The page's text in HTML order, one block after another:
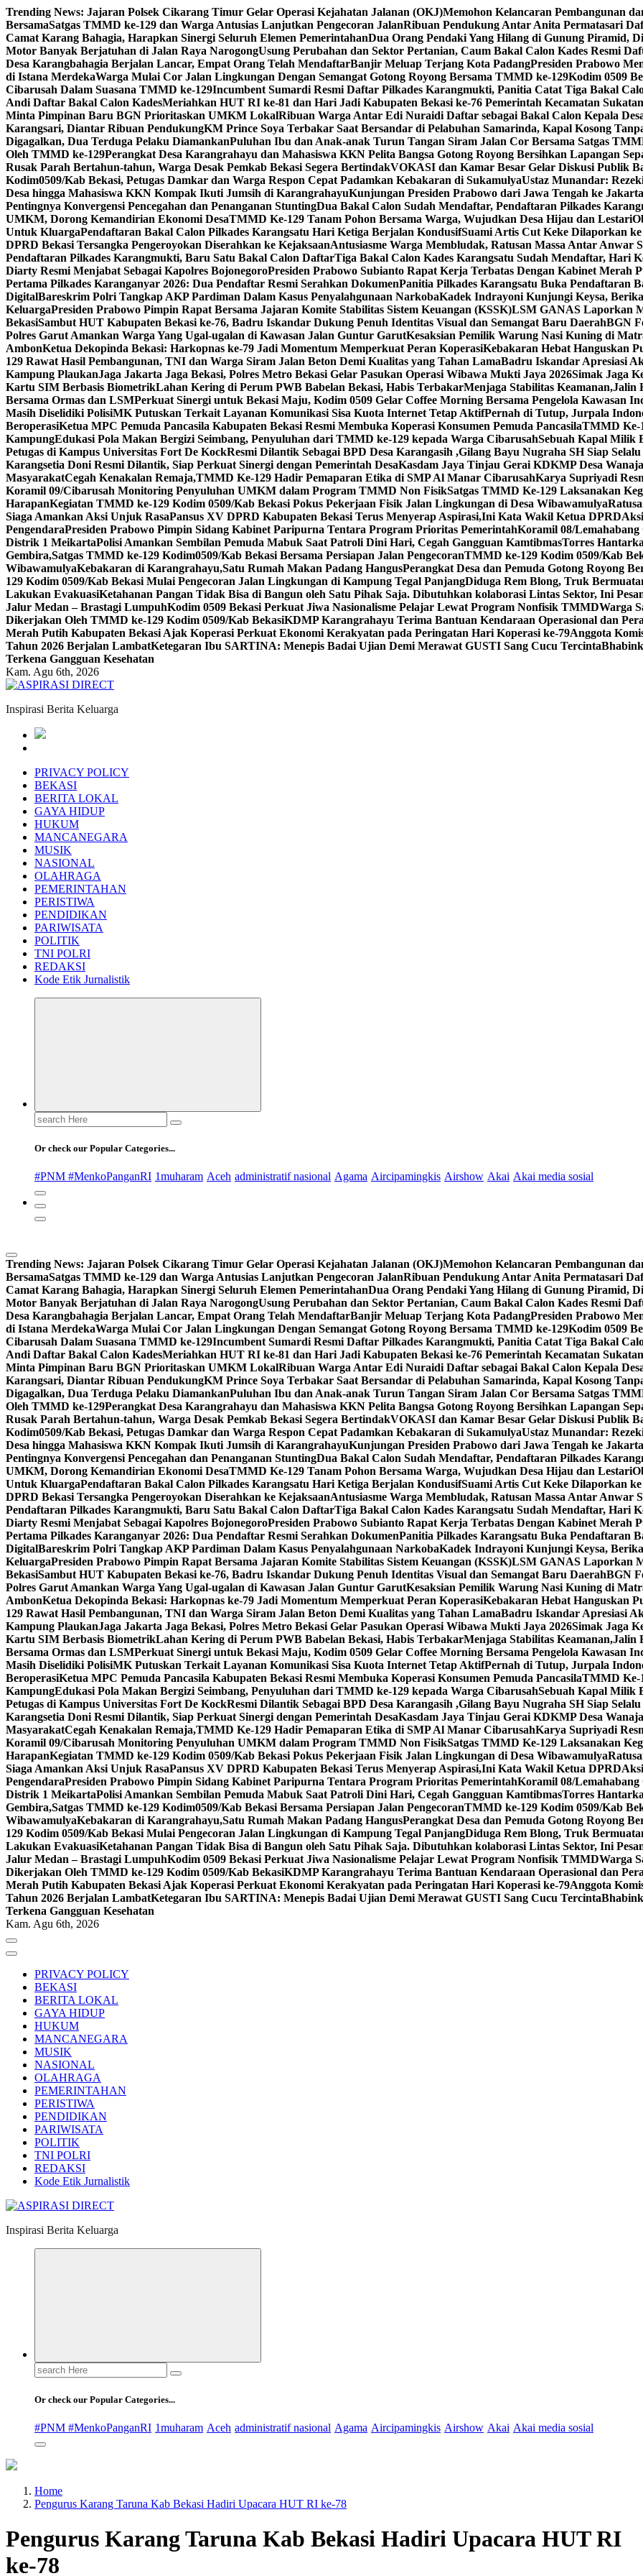
Skip
to
content
Trending News: Jajaran Polsek Cikarang Timur Gelar Operasi Kejahatan Jalanan (OKJ)Memohon Kelancaran Pembangunan
BersamaSatgas TMMD ke-129 dan Warga Antusias Lanjutkan Pengecoran JalanRibuan Pendukung Antar Anita Permatasari
Camat Karang Bahagia, Harapkan Sinergi Seluruh Elemen PemerintahanDua Orang Pendaki Yang Hilang di Gunung Piramid,
Motor Banyak Berjatuhan di Jalan Raya NarogongUsung Perubahan dan Sektor Pertanian, Caum Bakal Calon Kades Resmi
Desa Karangbahagia Berjalan Lancar, Empat Orang Telah MendaftarBanjir Meluap Terjang Kota PadangPresiden Prabowo
di Istana MerdekaWarga Mulai Cor Jalan Lingkungan Dengan Semangat Gotong Royong Bersama TMMD ke-129Kodim 0509
Cibarusah Dalam Suasana TMMD ke-129Incumbent Sumardi Resmi Daftar Pilkades Karangmukti, Panitia Catat Tiga Bakal
Andi Daftar Bakal Calon KadesMeriahkan HUT RI ke-81 dan Hari Jadi Kabupaten Bekasi ke-76 Pemerintah Kecamatan
Minta Pimpinan Baru BGN Prioritaskan UMKM LokalRibuan Warga Antar Edi Nuraidi Daftar sebagai Bakal Calon Kepala
Karangsari, Diantar Ribuan PendukungKM Prince Soya Terbakar Saat Bersandar di Pelabuhan Samarinda, Kapal Kosong
Digagalkan, Dua Terduga Pelaku DiamankanPuluhan Ibu dan Anak-anak Turun Tangan Siram Jalan Cor Bersama Satgas
Oleh TMMD ke-129Perangkat Desa Karangrahayu dan Mahasiswa KKN Pelita Bangsa Gotong Royong Bersihkan Lapangan
Rusak Parah Bertahun-tahun, Warga Desak Pemkab Bekasi Segera BertindakVOKASI dan Kamar Besar Gelar Diskusi Publik
Kodim0509/Kab Bekasi, Petugas Damkar dan Warga Respon Cepat Padamkan Kebakaran di SukamulyaUstaz Munandar:
Desa hingga Mahasiswa KKN Kompak Ikuti Jumsih di KarangrahayuKunjungan Presiden Prabowo dari Jawa Tengah ke
Pentingnya Konvergensi Pencegahan dan Penanganan StuntingDua Bakal Calon Sudah Mendaftar, Pendaftaran Pilkades
UMKM, Dorong Kemandirian Ekonomi DesaTMMD Ke-129 Tanam Pohon Bersama Warga, Wujudkan Desa Hijau dan Lestari
Untuk KluargaPendaftaran Bakal Calon Pilkades Karangsatu Hari Ketiga Berjalan KondusifSuami Artis Cut Keke Dilaporkan
DPRD Bekasi Tersangka Pengeroyokan Diserahkan ke KejaksaanAntusiasme Warga Membludak, Ratusan Massa Antar Anwar
Pendaftaran Pilkades Karangmukti, Baru Satu Bakal Calon DaftarTiga Bakal Calon Kades Karangsatu Sudah Mendaftar, Hari
Diarty Resmi Menjabat Sebagai Kapolres BojonegoroPresiden Prabowo Subianto Rapat Kerja Terbatas Dengan Kabinet Merah
Pertama Pilkades Karanganyar 2026: Dua Pendaftar Resmi Serahkan DokumenPanitia Pilkades Karangsatu Buka Pendaftaran
DigitalBareskrim Polri Tangkap AKP Pardiman Dalam Kasus Penyalahgunaan NarkobaKadek Indrayoni Kunjungi Keysa,
KeluargaPresiden Prabowo Pimpin Rapat Bersama Jajaran Komite Stabilitas Sistem Keuangan (KSSK)LSM GANAS Laporkan
BekasiSambut HUT Kabupaten Bekasi ke-76, Badru Iskandar Dukung Penuh Identitas Visual dan Semangat Baru DaerahBGN
Polres Garut Amankan Warga Yang Ugal-ugalan di Kawasan Jalan Guntur GarutKesaksian Pemilik Warung Nasi Kuning di
AmbonKetua Dekopinda Bekasi: Harkopnas ke-79 Jadi Momentum Memperkuat Peran KoperasiKebakaran Hebat Hanguskan
129 Rawat Hasil Pembangunan, TNI dan Warga Siram Jalan Beton Demi Kualitas yang Tahan LamaBadru Iskandar Apresiasi
Kampung PlaukanJaga Jakarta Jaga Bekasi, Polres Metro Bekasi Gelar Pasukan Operasi Wibawa Mukti Jaya 2026Simak Jaga
Kartu SIM Berbasis BiometrikLahan Kering di Perum PWB Babelan Bekasi, Habis TerbakarMenjaga Stabilitas Keamanan,Jalin
Bersama Ormas dan LSMPerkuat Sinergi untuk Bekasi Maju, Kodim 0509 Gelar Coffee Morning Bersama Pengelola Kawasan
Masih Diselidiki PolisiMK Putuskan Terkait Layanan Komunikasi Sisa Kuota Internet Tetap AktifPernah di Tutup, Jurpala
BeroperasiKetua MPC Pemuda Pancasila Kabupaten Bekasi Resmi Membuka Koperasi Konsumen Pemuda PancasilaTMMD Ke-
KampungEdukasi Pola Makan Bergizi Seimbang, Penyuluhan dari TMMD ke-129 kepada Warga CibarusahSebuah Kapal Milik
Petugas di Kampus Universitas Fort De KockResmi Dilantik Sebagai BPD Desa Karangasih ,Gilang Bayu Nugraha SH Siap
Karangsetia Doni Resmi Dilantik, Siap Perkuat Sinergi dengan Pemerintah DesaKasdam Jaya Tinjau Gerai KDKMP Desa
MasyarakatCegah Kenakalan Remaja,TMMD Ke-129 Hadir Pemaparan Etika di SMP Al Manar CibarusahKarya Supriyadi
Koramil 09/Cibarusah Monitoring Penyuluhan UMKM dalam Program TMMD Non FisikSatgas TMMD Ke-129 Laksanakan
HarapanKegiatan TMMD ke-129 Kodim 0509/Kab Bekasi Pokus Pekerjaan Fisik Jalan Lingkungan di Desa Wibawamulya
Siaga Amankan Aksi Unjuk RasaPansus XV DPRD Kabupaten Bekasi Terus Menyerap Aspirasi,Ini Kata Wakil Ketua DPRD
PengendaraPresiden Prabowo Pimpin Sidang Kabinet Paripurna Tentara Program Prioritas PemerintahKoramil 08/
Distrik 1 MeikartaPolisi Amankan Sembilan Pemuda Mabuk Saat Patroli Dini Hari, Cegah Gangguan KamtibmasTorres
Gembira,Satgas TMMD ke-129 Kodim0509/Kab Bekasi Bersama Persiapan Jalan PengecoranTMMD ke-129 Kodim 0509/Kab
WibawamulyaKebakaran di Karangrahayu,Satu Rumah Makan Padang HangusPerangkat Desa dan Pemuda Gotong Royong
129 Kodim 0509/Kab Bekasi Mulai Pengecoran Jalan Lingkungan di Kampung Tegal PanjangDiduga Rem Blong, Truk
Lakukan EvakuasiKetahanan Pangan Tidak Bisa di Bangun oleh Satu Pihak Saja. Dibutuhkan kolaborasi Lintas Sektor, Ini
Jalur Medan – Brastagi LumpuhKodim 0509 Bekasi Perkuat Jiwa Nasionalisme Pelajar Lewat Program Nonfisik TMMDWarga
Dikerjakan Oleh TMMD ke-129 Kodim 0509/Kab BekasiKDMP Karangrahayu Terima Bantuan Kendaraan Operasional dan
Merah Putih Kabupaten Bekasi Ajak Koperasi Perkuat Ekonomi Kerakyatan pada Peringatan Hari Koperasi ke-79Anggota
Tahun 2026 Berjalan LambatKetegaran Ibu SARTINA: Menepis Badai Ujian Demi Merawat GUSTI Sang Cucu Tercinta
Terkena Gangguan Kesehatan
Kam. Agu 6th, 2026
Inspirasi Berita Keluarga
PRIVACY POLICY
BEKASI
BERITA LOKAL
GAYA HIDUP
HUKUM
MANCANEGARA
MUSIK
NASIONAL
OLAHRAGA
PEMERINTAHAN
PERISTIWA
PENDIDIKAN
PARIWISATA
POLITIK
TNI POLRI
REDAKSI
Kode Etik Jurnalistik
Search
for:
Or check our Popular Categories...
#PNM #MenkoPanganRI 1muharam Aceh administratif nasional Agama Aircipamingkis Airshow Akai Akai media sosial
Trending News: Jajaran Polsek Cikarang Timur Gelar Operasi Kejahatan Jalanan (OKJ)Memohon Kelancaran Pembangunan
BersamaSatgas TMMD ke-129 dan Warga Antusias Lanjutkan Pengecoran JalanRibuan Pendukung Antar Anita Permatasari
Camat Karang Bahagia, Harapkan Sinergi Seluruh Elemen PemerintahanDua Orang Pendaki Yang Hilang di Gunung Piramid,
Motor Banyak Berjatuhan di Jalan Raya NarogongUsung Perubahan dan Sektor Pertanian, Caum Bakal Calon Kades Resmi
Desa Karangbahagia Berjalan Lancar, Empat Orang Telah MendaftarBanjir Meluap Terjang Kota PadangPresiden Prabowo
di Istana MerdekaWarga Mulai Cor Jalan Lingkungan Dengan Semangat Gotong Royong Bersama TMMD ke-129Kodim 0509
Cibarusah Dalam Suasana TMMD ke-129Incumbent Sumardi Resmi Daftar Pilkades Karangmukti, Panitia Catat Tiga Bakal
Andi Daftar Bakal Calon KadesMeriahkan HUT RI ke-81 dan Hari Jadi Kabupaten Bekasi ke-76 Pemerintah Kecamatan
Minta Pimpinan Baru BGN Prioritaskan UMKM LokalRibuan Warga Antar Edi Nuraidi Daftar sebagai Bakal Calon Kepala
Karangsari, Diantar Ribuan PendukungKM Prince Soya Terbakar Saat Bersandar di Pelabuhan Samarinda, Kapal Kosong
Digagalkan, Dua Terduga Pelaku DiamankanPuluhan Ibu dan Anak-anak Turun Tangan Siram Jalan Cor Bersama Satgas
Oleh TMMD ke-129Perangkat Desa Karangrahayu dan Mahasiswa KKN Pelita Bangsa Gotong Royong Bersihkan Lapangan
Rusak Parah Bertahun-tahun, Warga Desak Pemkab Bekasi Segera BertindakVOKASI dan Kamar Besar Gelar Diskusi Publik
Kodim0509/Kab Bekasi, Petugas Damkar dan Warga Respon Cepat Padamkan Kebakaran di SukamulyaUstaz Munandar:
Desa hingga Mahasiswa KKN Kompak Ikuti Jumsih di KarangrahayuKunjungan Presiden Prabowo dari Jawa Tengah ke
Pentingnya Konvergensi Pencegahan dan Penanganan StuntingDua Bakal Calon Sudah Mendaftar, Pendaftaran Pilkades
UMKM, Dorong Kemandirian Ekonomi DesaTMMD Ke-129 Tanam Pohon Bersama Warga, Wujudkan Desa Hijau dan Lestari
Untuk KluargaPendaftaran Bakal Calon Pilkades Karangsatu Hari Ketiga Berjalan KondusifSuami Artis Cut Keke Dilaporkan
DPRD Bekasi Tersangka Pengeroyokan Diserahkan ke KejaksaanAntusiasme Warga Membludak, Ratusan Massa Antar Anwar
Pendaftaran Pilkades Karangmukti, Baru Satu Bakal Calon DaftarTiga Bakal Calon Kades Karangsatu Sudah Mendaftar, Hari
Diarty Resmi Menjabat Sebagai Kapolres BojonegoroPresiden Prabowo Subianto Rapat Kerja Terbatas Dengan Kabinet Merah
Pertama Pilkades Karanganyar 2026: Dua Pendaftar Resmi Serahkan DokumenPanitia Pilkades Karangsatu Buka Pendaftaran
DigitalBareskrim Polri Tangkap AKP Pardiman Dalam Kasus Penyalahgunaan NarkobaKadek Indrayoni Kunjungi Keysa,
KeluargaPresiden Prabowo Pimpin Rapat Bersama Jajaran Komite Stabilitas Sistem Keuangan (KSSK)LSM GANAS Laporkan
BekasiSambut HUT Kabupaten Bekasi ke-76, Badru Iskandar Dukung Penuh Identitas Visual dan Semangat Baru DaerahBGN
Polres Garut Amankan Warga Yang Ugal-ugalan di Kawasan Jalan Guntur GarutKesaksian Pemilik Warung Nasi Kuning di
AmbonKetua Dekopinda Bekasi: Harkopnas ke-79 Jadi Momentum Memperkuat Peran KoperasiKebakaran Hebat Hanguskan
129 Rawat Hasil Pembangunan, TNI dan Warga Siram Jalan Beton Demi Kualitas yang Tahan LamaBadru Iskandar Apresiasi
Kampung PlaukanJaga Jakarta Jaga Bekasi, Polres Metro Bekasi Gelar Pasukan Operasi Wibawa Mukti Jaya 2026Simak Jaga
Kartu SIM Berbasis BiometrikLahan Kering di Perum PWB Babelan Bekasi, Habis TerbakarMenjaga Stabilitas Keamanan,Jalin
Bersama Ormas dan LSMPerkuat Sinergi untuk Bekasi Maju, Kodim 0509 Gelar Coffee Morning Bersama Pengelola Kawasan
Masih Diselidiki PolisiMK Putuskan Terkait Layanan Komunikasi Sisa Kuota Internet Tetap AktifPernah di Tutup, Jurpala
BeroperasiKetua MPC Pemuda Pancasila Kabupaten Bekasi Resmi Membuka Koperasi Konsumen Pemuda PancasilaTMMD Ke-
KampungEdukasi Pola Makan Bergizi Seimbang, Penyuluhan dari TMMD ke-129 kepada Warga CibarusahSebuah Kapal Milik
Petugas di Kampus Universitas Fort De KockResmi Dilantik Sebagai BPD Desa Karangasih ,Gilang Bayu Nugraha SH Siap
Karangsetia Doni Resmi Dilantik, Siap Perkuat Sinergi dengan Pemerintah DesaKasdam Jaya Tinjau Gerai KDKMP Desa
MasyarakatCegah Kenakalan Remaja,TMMD Ke-129 Hadir Pemaparan Etika di SMP Al Manar CibarusahKarya Supriyadi
Koramil 09/Cibarusah Monitoring Penyuluhan UMKM dalam Program TMMD Non FisikSatgas TMMD Ke-129 Laksanakan
HarapanKegiatan TMMD ke-129 Kodim 0509/Kab Bekasi Pokus Pekerjaan Fisik Jalan Lingkungan di Desa Wibawamulya
Siaga Amankan Aksi Unjuk RasaPansus XV DPRD Kabupaten Bekasi Terus Menyerap Aspirasi,Ini Kata Wakil Ketua DPRD
PengendaraPresiden Prabowo Pimpin Sidang Kabinet Paripurna Tentara Program Prioritas PemerintahKoramil 08/
Distrik 1 MeikartaPolisi Amankan Sembilan Pemuda Mabuk Saat Patroli Dini Hari, Cegah Gangguan KamtibmasTorres
Gembira,Satgas TMMD ke-129 Kodim0509/Kab Bekasi Bersama Persiapan Jalan PengecoranTMMD ke-129 Kodim 0509/Kab
WibawamulyaKebakaran di Karangrahayu,Satu Rumah Makan Padang HangusPerangkat Desa dan Pemuda Gotong Royong
129 Kodim 0509/Kab Bekasi Mulai Pengecoran Jalan Lingkungan di Kampung Tegal PanjangDiduga Rem Blong, Truk
Lakukan EvakuasiKetahanan Pangan Tidak Bisa di Bangun oleh Satu Pihak Saja. Dibutuhkan kolaborasi Lintas Sektor, Ini
Jalur Medan – Brastagi LumpuhKodim 0509 Bekasi Perkuat Jiwa Nasionalisme Pelajar Lewat Program Nonfisik TMMDWarga
Dikerjakan Oleh TMMD ke-129 Kodim 0509/Kab BekasiKDMP Karangrahayu Terima Bantuan Kendaraan Operasional dan
Merah Putih Kabupaten Bekasi Ajak Koperasi Perkuat Ekonomi Kerakyatan pada Peringatan Hari Koperasi ke-79Anggota
Tahun 2026 Berjalan LambatKetegaran Ibu SARTINA: Menepis Badai Ujian Demi Merawat GUSTI Sang Cucu Tercinta
Terkena Gangguan Kesehatan
Kam. Agu 6th, 2026
PRIVACY POLICY
BEKASI
BERITA LOKAL
GAYA HIDUP
HUKUM
MANCANEGARA
MUSIK
NASIONAL
OLAHRAGA
PEMERINTAHAN
PERISTIWA
PENDIDIKAN
PARIWISATA
POLITIK
TNI POLRI
REDAKSI
Kode Etik Jurnalistik
Inspirasi Berita Keluarga
Search
for:
Or check our Popular Categories...
#PNM #MenkoPanganRI 1muharam Aceh administratif nasional Agama Aircipamingkis Airshow Akai Akai media sosial
Home
Pengurus Karang Taruna Kab Bekasi Hadiri Upacara HUT RI ke-78
Pengurus Karang Taruna Kab Bekasi Hadiri Upacara HUT RI
ke-78